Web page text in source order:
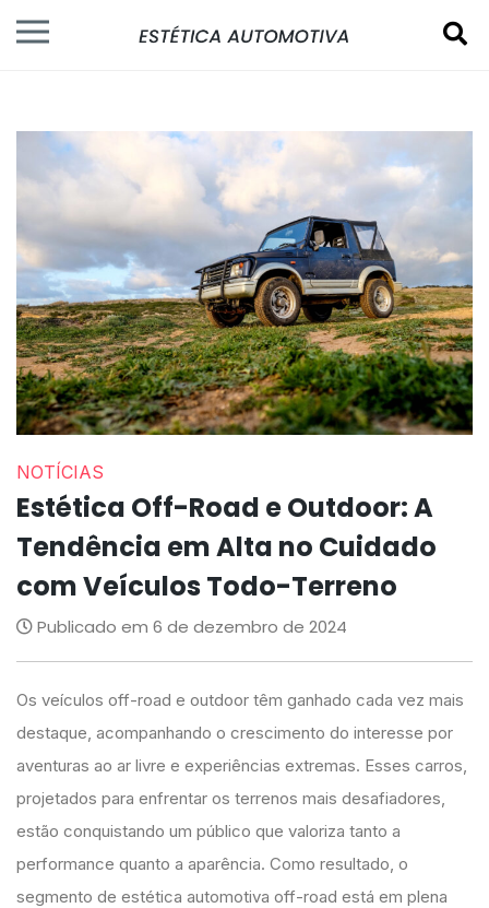
NOTÍCIAS
Estética Off-Road e Outdoor: A
Tendência em Alta no Cuidado
com Veículos Todo-Terreno
Publicado em 6 de dezembro de 2024
Os veículos off-road e outdoor têm ganhado cada vez mais
destaque, acompanhando o crescimento do interesse por
aventuras ao ar livre e experiências extremas. Esses carros,
projetados para enfrentar os terrenos mais desafiadores,
estão conquistando um público que valoriza tanto a
performance quanto a aparência. Como resultado, o
segmento de estética automotiva off-road está em plena